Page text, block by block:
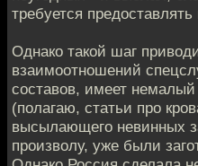
требуется предоставлять
Однако такой шаг
взаимоотношений
составов, имеет
(полагаю, статьи про
высылающего невинных
произволу, уже были